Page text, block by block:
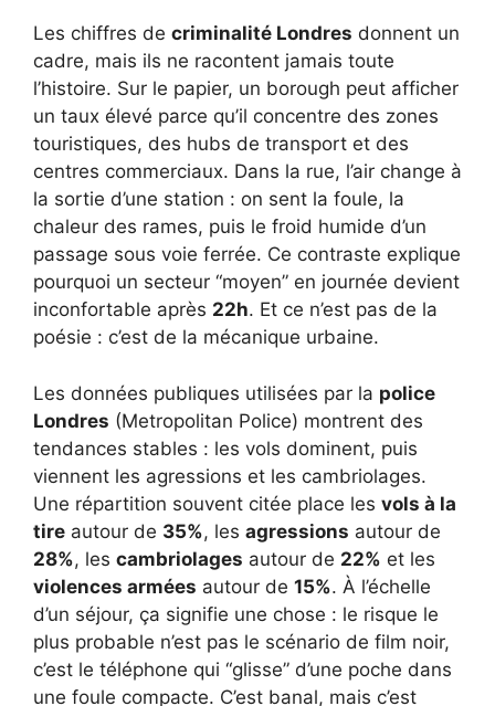
Les chiffres de criminalité Londres donnent un
cadre, mais ils ne racontent jamais toute
l’histoire. Sur le papier, un borough peut afficher
un taux élevé parce qu’il concentre des zones
touristiques, des hubs de transport et des
centres commerciaux. Dans la rue, l’air change à
la sortie d’une station : on sent la foule, la
chaleur des rames, puis le froid humide d’un
passage sous voie ferrée. Ce contraste explique
pourquoi un secteur “moyen” en journée devient
inconfortable après 22h. Et ce n’est pas de la
poésie : c’est de la mécanique urbaine.
Les données publiques utilisées par la police
Londres (Metropolitan Police) montrent des
tendances stables : les vols dominent, puis
viennent les agressions et les cambriolages.
Une répartition souvent citée place les vols à la
tire autour de 35%, les agressions autour de
28%, les cambriolages autour de 22% et les
violences armées autour de 15%. À l’échelle
d’un séjour, ça signifie une chose : le risque le
plus probable n’est pas le scénario de film noir,
c’est le téléphone qui “glisse” d’une poche dans
une foule compacte. C’est banal, mais c’est